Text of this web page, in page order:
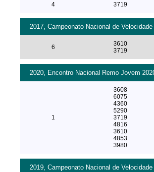
4 3719
2017, Campeonato Nacional de
6
3610
3719
2020, Encontro Nacional Remo Jovem
1
3608
6075
4360
5290
3719
4816
3610
4853
3980
2019, Campeonato Nacional de